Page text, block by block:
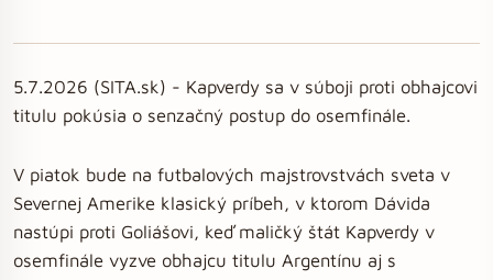
5.7.2026 (SITA.sk) - Kapverdy sa v súboji proti obhajcovi
titulu pokúsia o senzačný postup do osemfinále.
V piatok bude na futbalových majstrovstvách sveta v
Severnej Amerike klasický príbeh, v ktorom Dávida
nastúpi proti Goliášovi, keď maličký štát Kapverdy v
osemfinále vyzve obhajcu titulu Argentínu aj s